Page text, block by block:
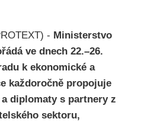
- Ministerstvo
ve dnech 22.–26.
k ekonomické a
každoročně propojuje
diplomaty s partnery z
sektoru,